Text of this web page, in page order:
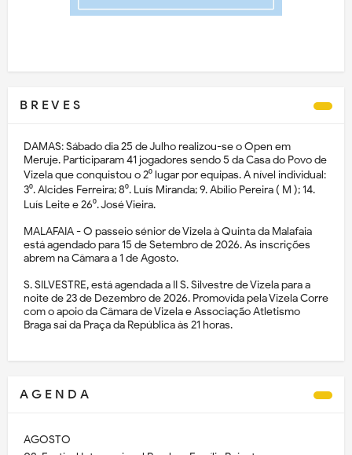
B R E V E S
DAMAS: Sábado dia 25 de Julho realizou-se o Open em
Meruje. Participaram 41 jogadores sendo 5 da Casa do Povo de
Vizela que conquistou o 2⁰ lugar por equipas. A nível individual:
3⁰. Alcides Ferreira; 8⁰. Luís Miranda; 9. Abílio Pereira ( M ); 14.
Luís Leite e 26⁰. José Vieira.
MALAFAIA - O passeio sénior de Vizela à Quinta da Malafaia
está agendado para 15 de Setembro de 2026. As inscrições
abrem na Câmara a 1 de Agosto.
S. SILVESTRE, está agendada a II S. Silvestre de Vizela para a
noite de 23 de Dezembro de 2026. Promovida pela Vizela Corre
com o apoio da Câmara de Vizela e Associação Atletismo
Braga sai da Praça da República às 21 horas.
A G E N D A
AGOSTO